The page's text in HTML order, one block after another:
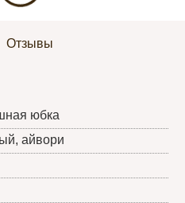
Отзывы
юбка
айвори